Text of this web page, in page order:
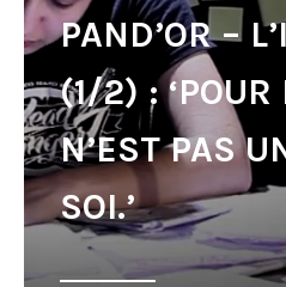
PAND’OR –
(1/2) : ‘POUR
N’EST PAS
SOI.’